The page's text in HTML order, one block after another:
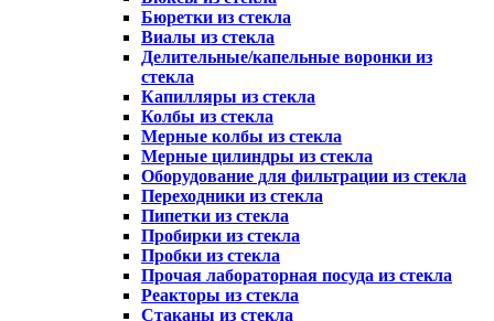
Бюретки из стекла
Виалы из стекла
Делительные/капельные воронки из
стекла
Капилляры из стекла
Колбы из стекла
Мерные колбы из стекла
Мерные цилиндры из стекла
Оборудование для фильтрации из стекла
Переходники из стекла
Пипетки из стекла
Пробирки из стекла
Пробки из стекла
Прочая лабораторная посуда из стекла
Реакторы из стекла
Стаканы из стекла